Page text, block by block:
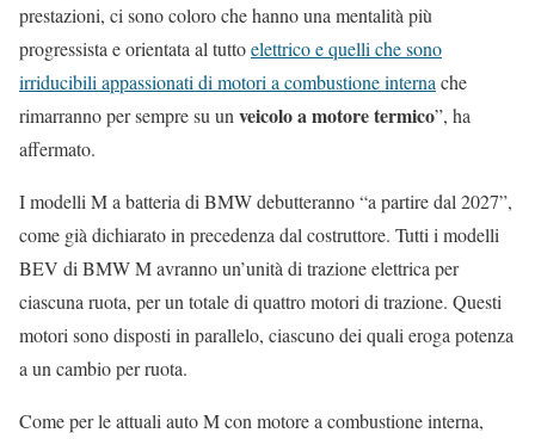
prestazioni, ci sono coloro che hanno una mentalità più
progressista e orientata al tuttoelettrico e quelli che sono
irriducibili appassionati di motori a combustione interna che
rimarranno per sempre su un veicolo a motore termico”, ha
affermato.
I modelli M a batteria di BMW debutteranno “a partire dal 2027”,
come già dichiarato in precedenza dal costruttore. Tutti i modelli
BEV di BMW M avranno un’unità di trazione elettrica per
ciascuna ruota, per un totale di quattro motori di trazione. Questi
motori sono disposti in parallelo, ciascuno dei quali eroga potenza
a un cambio per ruota.
Come per le attuali auto M con motore a combustione interna,